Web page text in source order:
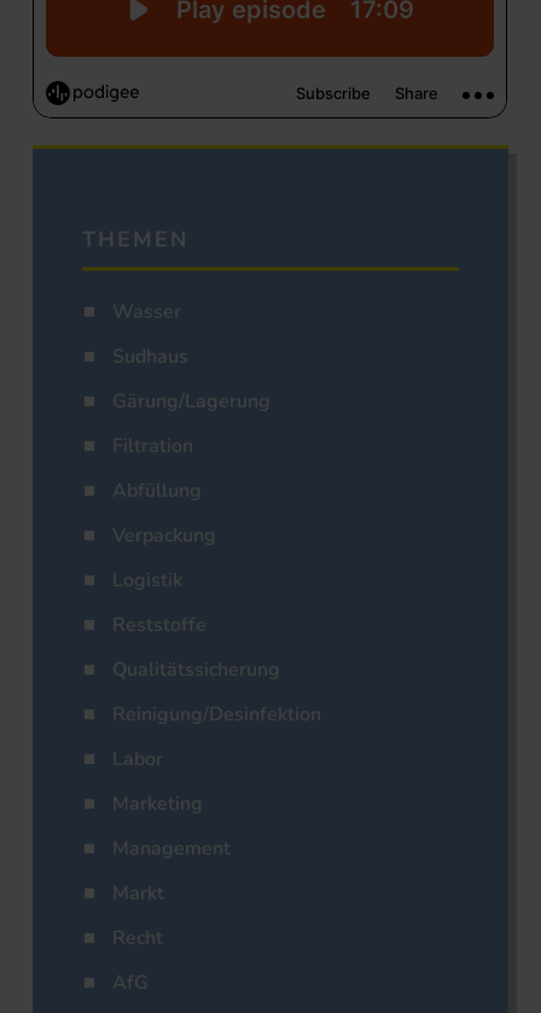
THEMEN
Wasser
Sudhaus
Gärung/Lagerung
Filtration
Abfüllung
Verpackung
Logistik
Reststoffe
Qualitätssicherung
Reinigung/Desinfektion
Labor
Marketing
Management
Markt
Recht
AfG